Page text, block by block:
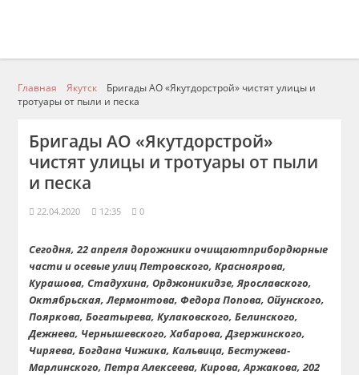
Главная Якутск
Бригады АО «Якутдорстрой» чистят улицы и
тротуары от пыли и песка
Бригады АО «Якутдорстрой»
чистят улицы и тротуары от пыли
и песка
22.04.2020 12:35 0
Сегодня, 22апрелядорожникиочищаютприбордюрные
частии осевыеулицПетровского, Красноярова,
Курашова,Стадухина, Орджоникидзе, Ярославского,
Октябрьская, Лермонтова, Федора Попова,Ойунского,
Пояркова,Богатырева, Кулаковского, Белинского,
Дежнева, Чернышевского, Хабарова, Дзержинского,
Чиряева, Богдана Чижика,Кальвица, Бестужева-
Марлинского, Петра Алексеева, Кирова,Аржакова, 202